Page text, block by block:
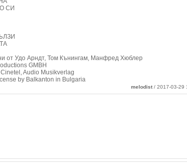
СИ
от Удо Арндт, Том Кънингам, Манфред Хюблер
GMBH
Audio Musikverlag
by Balkanton in Bulgaria
melodist / 2017-03-29